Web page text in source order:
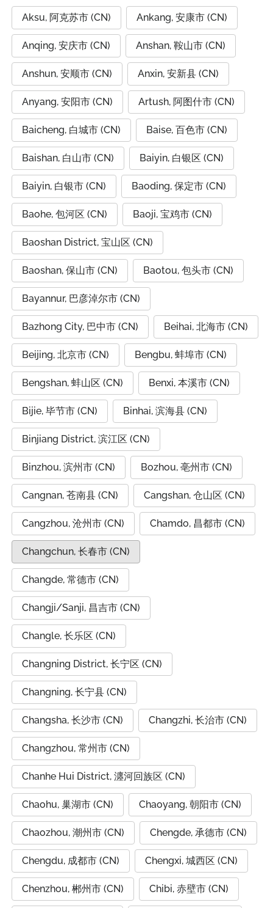
Aksu, 阿克苏市 (CN) Ankang, 安康市 (CN)
Anqing, 安庆市 (CN) Anshan, 鞍山市 (CN)
Anshun, 安顺市 (CN) Anxin, 安新县 (CN)
Anyang, 安阳市 (CN) Artush, 阿图什市 (CN)
Baicheng, 白城市 (CN) Baise, 百色市 (CN)
Baishan, 白山市 (CN) Baiyin, 白银区 (CN)
Baiyin, 白银市 (CN) Baoding, 保定市 (CN)
Baohe, 包河区 (CN) Baoji, 宝鸡市 (CN)
Baoshan District, 宝山区 (CN)
Baoshan, 保山市 (CN) Baotou, 包头市 (CN)
Bayannur, 巴彦淖尔市 (CN)
Bazhong City, 巴中市 (CN) Beihai, 北海市 (CN)
Beijing, 北京市 (CN) Bengbu, 蚌埠市 (CN)
Bengshan, 蚌山区 (CN) Benxi, 本溪市 (CN)
Bijie, 毕节市 (CN) Binhai, 滨海县 (CN)
Binjiang District, 滨江区 (CN)
Binzhou, 滨州市 (CN) Bozhou, 亳州市 (CN)
Cangnan, 苍南县 (CN) Cangshan, 仓山区 (CN)
Cangzhou, 沧州市 (CN) Chamdo, 昌都市 (CN)
Changchun, 长春市 (CN)
Changde, 常德市 (CN)
Changji/Sanji, 昌吉市 (CN)
Changle, 长乐区 (CN)
Changning District, 长宁区 (CN)
Changning, 长宁县 (CN)
Changsha, 长沙市 (CN) Changzhi, 长治市 (CN)
Changzhou, 常州市 (CN)
Chanhe Hui District, 瀍河回族区 (CN)
Chaohu, 巢湖市 (CN) Chaoyang, 朝阳市 (CN)
Chaozhou, 潮州市 (CN) Chengde, 承德市 (CN)
Chengdu, 成都市 (CN) Chengxi, 城西区 (CN)
Chenzhou, 郴州市 (CN) Chibi, 赤壁市 (CN)